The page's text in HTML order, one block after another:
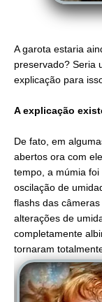
A garota estaria
preservado? Seria
explicação para
A explicação
De fato, em
abertos ora com
tempo, a múmia
oscilação de
flashs das câmeras
alterações de
completamente
tornaram